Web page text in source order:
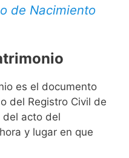
de Nacimiento
es el documento
del Registro Civil de
del acto del
y lugar en que